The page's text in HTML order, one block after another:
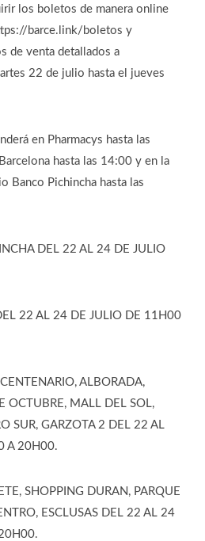
los boletos de manera online
barce.link/boletos y
de venta detallados a
22 de julio hasta el jueves
en Pharmacys hasta las
hasta las 14:00 y en la
Banco Pichincha hasta las
DEL 22 AL 24 DE JULIO
22 AL 24 DE JULIO DE 11H00
ALBORADA,
OCTUBRE, MALL DEL SOL,
SUR, GARZOTA 2 DEL 22 AL
A 20H00.
SHOPPING DURAN, PARQUE
ESCLUSAS DEL 22 AL 24